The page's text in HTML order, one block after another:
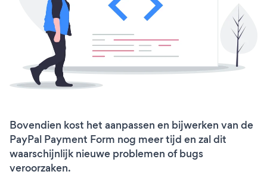
Bovendien kost het aanpassen en bijwerken van de
PayPal Payment Form nog meer tijd en zal dit
waarschijnlijk nieuwe problemen of bugs
veroorzaken.